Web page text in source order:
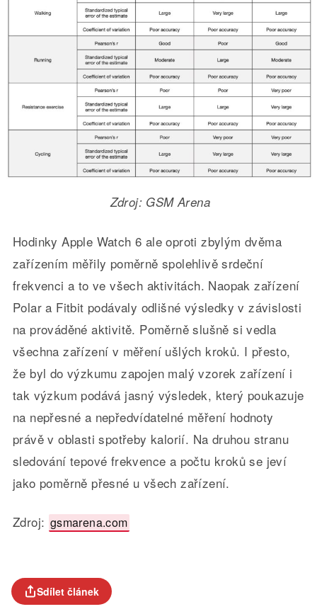
Zdroj: GSM Arena
Hodinky Apple Watch 6 ale oproti zbylým dvěma
zařízením měřily poměrně spolehlivě srdeční
frekvenci a to ve všech aktivitách. Naopak zařízení
Polar a Fitbit podávaly odlišné výsledky v závislosti
na prováděné aktivitě. Poměrně slušně si vedla
všechna zařízení v měření ušlých kroků. I přesto,
že byl do výzkumu zapojen malý vzorek zařízení i
tak výzkum podává jasný výsledek, který poukazuje
na nepřesné a nepředvídatelné měření hodnoty
právě v oblasti spotřeby kalorií. Na druhou stranu
sledování tepové frekvence a počtu kroků se jeví
jako poměrně přesné u všech zařízení.
Zdroj: gsmarena.com
Sdílet článek